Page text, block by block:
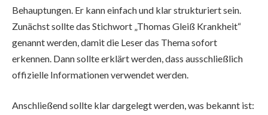
Behauptungen. Er kann einfach und klar strukturiert sein.
Zunächst sollte das Stichwort „Thomas Gleiß Krankheit“
genannt werden, damit die Leser das Thema sofort
erkennen. Dann sollte erklärt werden, dass ausschließlich
offizielle Informationen verwendet werden.
Anschließend sollte klar dargelegt werden, was bekannt ist: